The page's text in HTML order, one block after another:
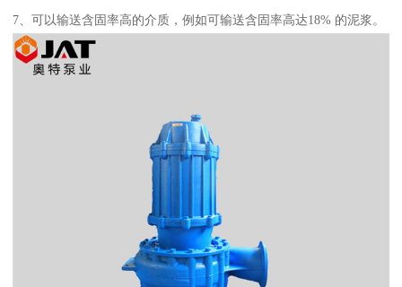
7、可以输送含固率高的介质，例如可输送含固率高达18% 的泥浆。